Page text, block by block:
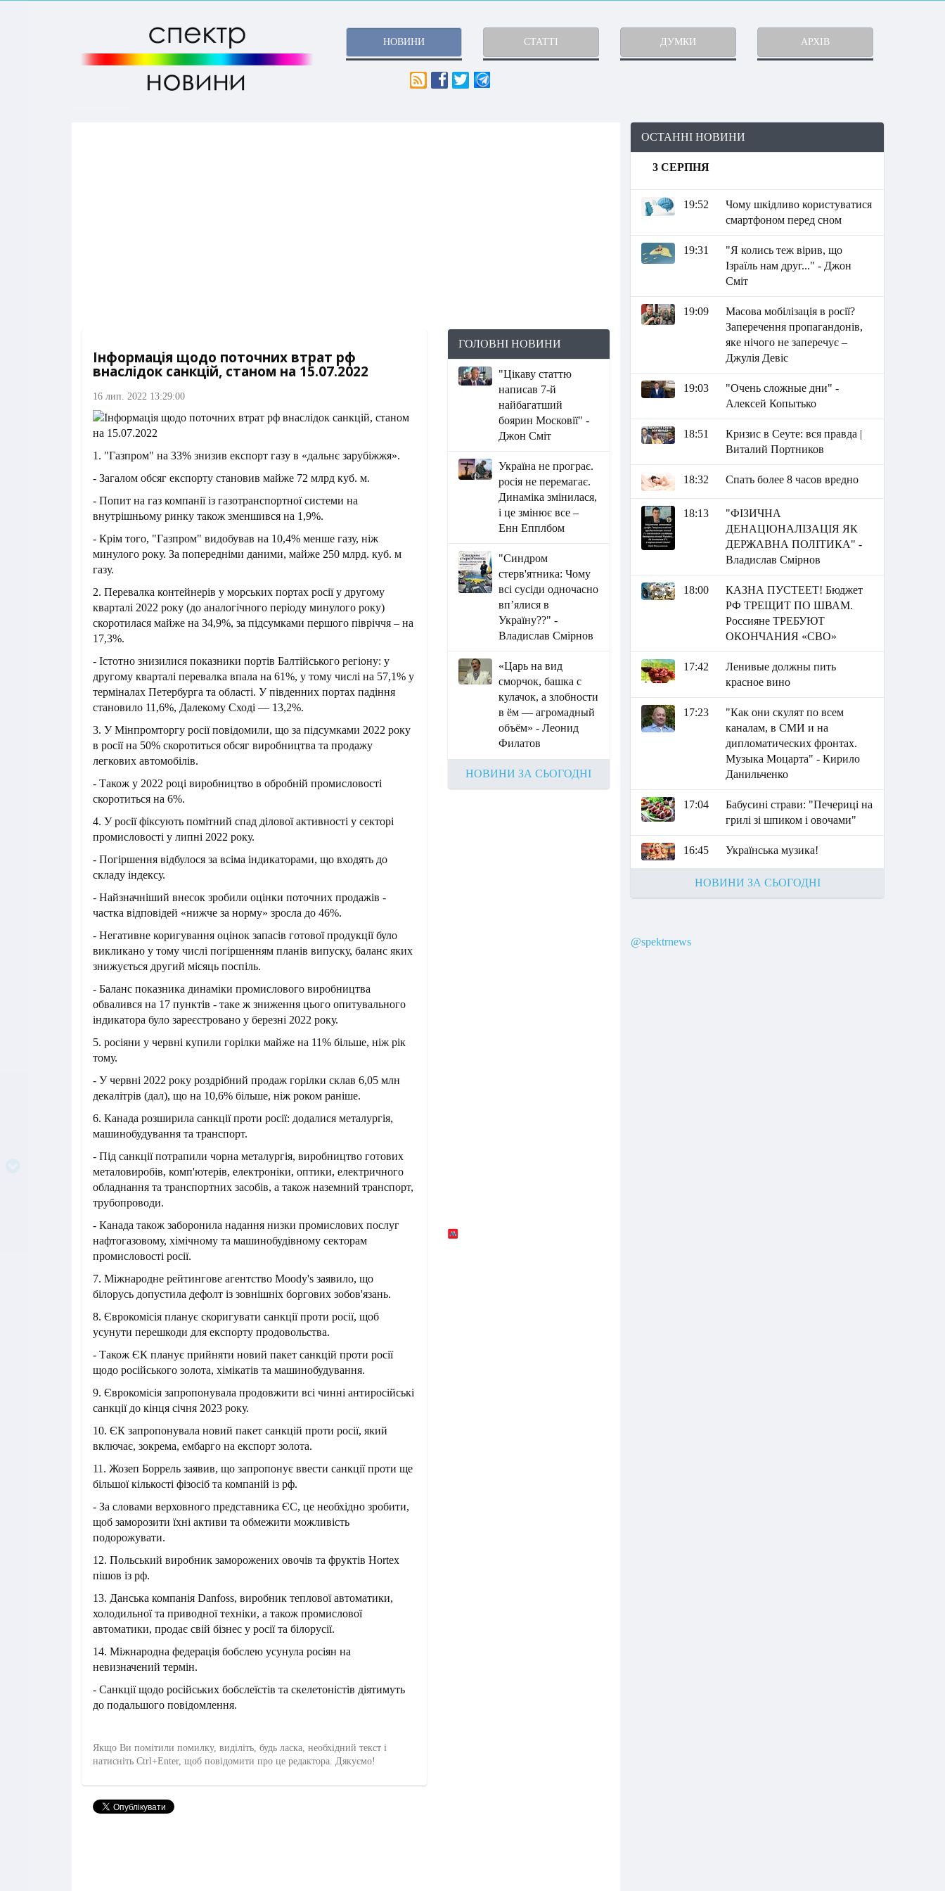
НОВИНИ СТАТТІ ДУМКИ АРХІВ
Інформація щодо поточних втрат рф
внаслідок санкцій, станом на 15.07.2022
16 лип. 2022 13:29:00
1. "Газпром" на 33% знизив експорт газу в «дальнє зарубіжжя».
- Загалом обсяг експорту становив майже 72 млрд куб. м.
- Попит на газ компанії із газотранспортної системи на
внутрішньому ринку також зменшився на 1,9%.
- Крім того, "Газпром" видобував на 10,4% менше газу, ніж
минулого року. За попередніми даними, майже 250 млрд. куб. м
газу.
2. Перевалка контейнерів у морських портах росії у другому
кварталі 2022 року (до аналогічного періоду минулого року)
скоротилася майже на 34,9%, за підсумками першого півріччя – на
17,3%.
- Істотно знизилися показники портів Балтійського регіону: у
другому кварталі перевалка впала на 61%, у тому числі на 57,1% у
терміналах Петербурга та області. У південних портах падіння
становило 11,6%, Далекому Сході — 13,2%.
3. У Мінпромторгу росії повідомили, що за підсумками 2022 року
в росії на 50% скоротиться обсяг виробництва та продажу
легкових автомобілів.
- Також у 2022 році виробництво в обробній промисловості
скоротиться на 6%.
4. У росії фіксують помітний спад ділової активності у секторі
промисловості у липні 2022 року.
- Погіршення відбулося за всіма індикаторами, що входять до
складу індексу.
- Найзначніший внесок зробили оцінки поточних продажів -
частка відповідей «нижче за норму» зросла до 46%.
- Негативне коригування оцінок запасів готової продукції було
викликано у тому числі погіршенням планів випуску, баланс яких
знижується другий місяць поспіль.
- Баланс показника динаміки промислового виробництва
обвалився на 17 пунктів - таке ж зниження цього опитувального
індикатора було зареєстровано у березні 2022 року.
5. росіяни у червні купили горілки майже на 11% більше, ніж рік
тому.
- У червні 2022 року роздрібний продаж горілки склав 6,05 млн
декалітрів (дал), що на 10,6% більше, ніж роком раніше.
6. Канада розширила санкції проти росії: додалися металургія,
машинобудування та транспорт.
- Під санкції потрапили чорна металургія, виробництво готових
металовиробів, комп'ютерів, електроніки, оптики, електричного
обладнання та транспортних засобів, а також наземний транспорт,
трубопроводи.
- Канада також заборонила надання низки промислових послуг
нафтогазовому, хімічному та машинобудівному секторам
промисловості росії.
7. Міжнародне рейтингове агентство Moody's заявило, що
білорусь допустила дефолт із зовнішніх боргових зобов'язань.
8. Єврокомісія планує скоригувати санкції проти росії, щоб
усунути перешкоди для експорту продовольства.
- Також ЄК планує прийняти новий пакет санкцій проти росії
щодо російського золота, хімікатів та машинобудування.
9. Єврокомісія запропонувала продовжити всі чинні антиросійські
санкції до кінця січня 2023 року.
10. ЄК запропонувала новий пакет санкцій проти росії, який
включає, зокрема, ембарго на експорт золота.
11. Жозеп Боррель заявив, що запропонує ввести санкції проти ще
більшої кількості фізосіб та компаній із рф.
- За словами верховного представника ЄС, це необхідно зробити,
щоб заморозити їхні активи та обмежити можливість
подорожувати.
12. Польський виробник заморожених овочів та фруктів Hortex
пішов із рф.
13. Данська компанія Danfoss, виробник теплової автоматики,
холодильної та приводної техніки, а також промислової
автоматики, продає свій бізнес у росії та білорусії.
14. Міжнародна федерація бобслею усунула росіян на
невизначений термін.
- Санкції щодо російських бобслеїстів та скелетоністів діятимуть
до подальшого повідомлення.
Якщо Ви помітили помилку, виділіть, будь ласка, необхідний текст і
натисніть Ctrl+Enter, щоб повідомити про це редактора. Дякуємо!
ГОЛОВНІ НОВИНИ
"Цікаву статтю
написав 7-й
найбагатший
боярин Московії" -
Джон Сміт
Україна не програє.
росія не перемагає.
Динаміка змінилася,
і це змінює все –
Енн Епплбом
"Синдром
стерв'ятника: Чому
всі сусіди одночасно
вп’ялися в
Україну??" -
Владислав Смірнов
«Царь на вид
сморчок, башка с
кулачок, а злобности
в ём — агромадный
объём» - Леонид
Филатов
НОВИНИ ЗА СЬОГОДНІ
ОСТАННІ НОВИНИ
3 СЕРПНЯ
19:52
Чому шкідливо користуватися
смартфоном перед сном
19:31
"Я колись теж вірив, що
Ізраїль нам друг..." - Джон
Сміт
19:09
Масова мобілізація в росії?
Заперечення пропагандонів,
яке нічого не заперечує –
Джулія Девіс
19:03
"Очень сложные дни" -
Алексей Копытько
18:51
Кризис в Сеуте: вся правда |
Виталий Портников
18:32 Спать более 8 часов вредно
18:13
"ФІЗИЧНА
ДЕНАЦІОНАЛІЗАЦІЯ ЯК
ДЕРЖАВНА ПОЛІТИКА" -
Владислав Смірнов
18:00
КАЗНА ПУСТЕЕТ! Бюджет
РФ ТРЕЩИТ ПО ШВАМ.
Россияне ТРЕБУЮТ
ОКОНЧАНИЯ «СВО»
17:42
Ленивые должны пить
красное вино
17:23
"Как они скулят по всем
каналам, в СМИ и на
дипломатических фронтах.
Музыка Моцарта" - Кирило
Данильченко
17:04
Бабусині страви: "Печериці на
грилі зі шпиком і овочами"
16:45 Українська музика!
НОВИНИ ЗА СЬОГОДНІ
@spektrnews